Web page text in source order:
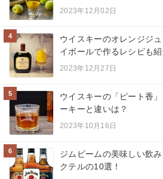
2023年12月02日
4
ウイスキーのオレンジジ
イボールで作るレシピも紹
2023年12月27日
5
ウイスキーの「ピート香
ーキーと違いは？
2023年10月16日
6
ジムビームの美味しい飲
クテルの10選！